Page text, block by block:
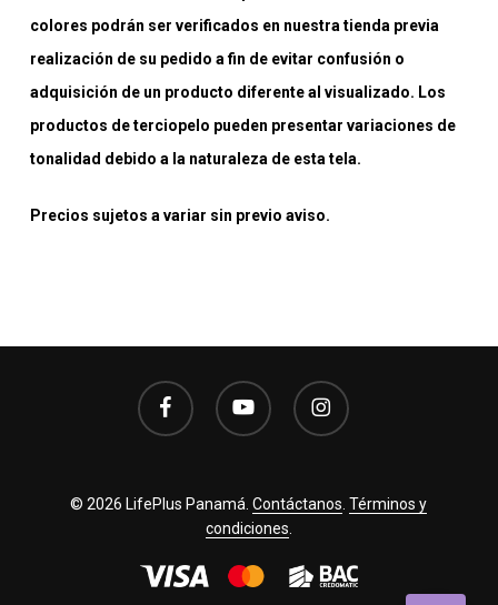
colores podrán ser verificados en nuestra tienda previa
realización de su pedido a fin de evitar confusión o
adquisición de un producto diferente al visualizado. Los
productos de terciopelo pueden presentar variaciones de
tonalidad debido a la naturaleza de esta tela.
Precios sujetos a variar sin previo aviso.
facebook youtube instagram
© 2026 LifePlus Panamá.Contáctanos.Términos y
condiciones.